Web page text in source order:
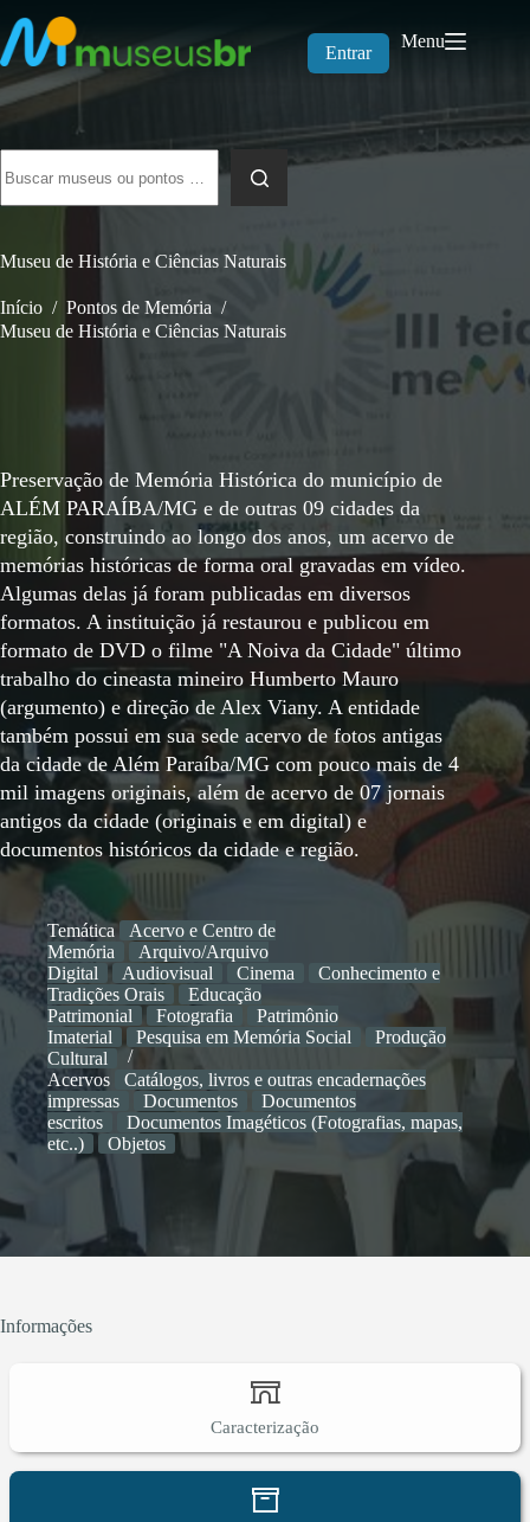
para
o
conteúdo
Entrar
Menu
resultados
Museu de História e Ciências Naturais
Início / Pontos de Memória /
Museu de História e Ciências Naturais
Preservação de Memória Histórica do município de
ALÉM PARAÍBA/MG e de outras 09 cidades da
região, construindo ao longo dos anos, um acervo de
memórias históricas de forma oral gravadas em vídeo.
Algumas delas já foram publicadas em diversos
formatos. A instituição já restaurou e publicou em
formato de DVD o filme "A Noiva da Cidade" último
trabalho do cineasta mineiro Humberto Mauro
(argumento) e direção de Alex Viany. A entidade
também possui em sua sede acervo de fotos antigas
da cidade de Além Paraíba/MG com pouco mais de 4
mil imagens originais, além de acervo de 07 jornais
antigos da cidade (originais e em digital) e
documentos históricos da cidade e região.
Temática
Acervo e Centro de
Memória
Arquivo/Arquivo
Digital
Audiovisual Cinema
Conhecimento e
Tradições Orais
Educação
Patrimonial
Fotografia
Patrimônio
Imaterial
Pesquisa em Memória Social
Produção
Cultural
Acervos
Catálogos, livros e outras encadernações
impressas
Documentos
Documentos
escritos
Documentos Imagéticos (Fotografias, mapas,
etc..)
Objetos
Informações
Caracterização